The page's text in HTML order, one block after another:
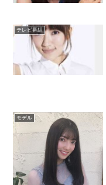
テレビ番組
モデル